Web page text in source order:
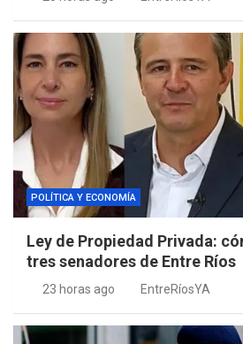
POLÍTICA Y ECONOMÍA
Ley de Propiedad Privada:
tres senadores de Entre Ríos
23 horas ago EntreRíosYA